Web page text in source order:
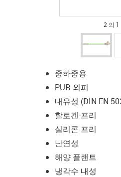
2 의 1
중하중용
PUR 외피
내유성 (DIN EN
할로겐-프리
실리콘 프리
난연성
해양 플랜트
냉각수 내성